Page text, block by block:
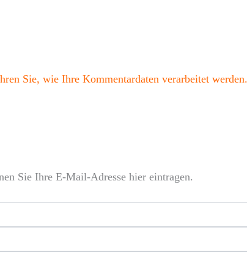
Sie, wie Ihre Kommentardaten verarbeitet
Sie Ihre E-Mail-Adresse hier eintragen.